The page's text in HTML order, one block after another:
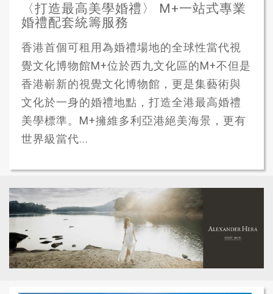
〈打造最高美學婚禮〉 M+一站式專業
婚禮配套統籌服務
香港首個可租用為婚禮場地的全球性當代視
覺文化博物館M+位於西九文化區的M+不但是
香港嶄新的視覺文化博物館，更是集藝術與
文化於一身的婚禮地點，打造全港最高婚禮
美學標準。M+擁維多利亞港絕美海景，更有
世界級當代...